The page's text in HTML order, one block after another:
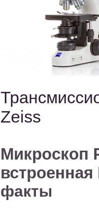
Zeiss
Микроскоп
факты